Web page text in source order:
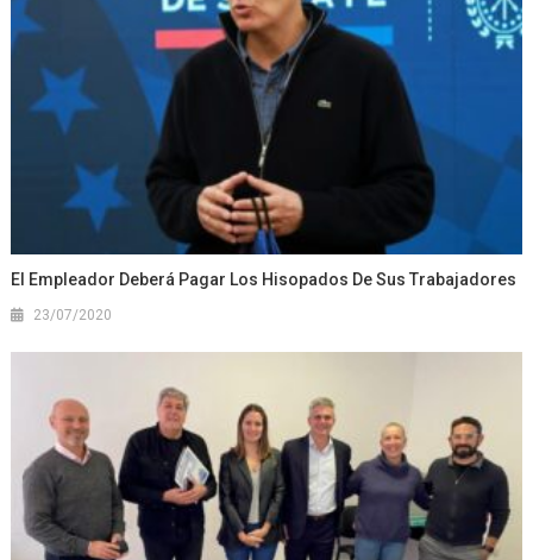
El Empleador Deberá Pagar Los Hisopados De Sus Trabajadores
23/07/2020